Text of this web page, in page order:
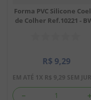
Forma PVC Silicone
de Colher Ref.10221 -
R$ 9,29
EM ATÉ 1X R$ 9,29 SEM
＋
－